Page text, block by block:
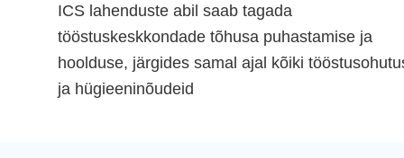
ICS lahenduste abil saab tagada
tööstuskeskkondade tõhusa puhastamise ja
hoolduse, järgides samal ajal kõiki
ja hügieeninõudeid